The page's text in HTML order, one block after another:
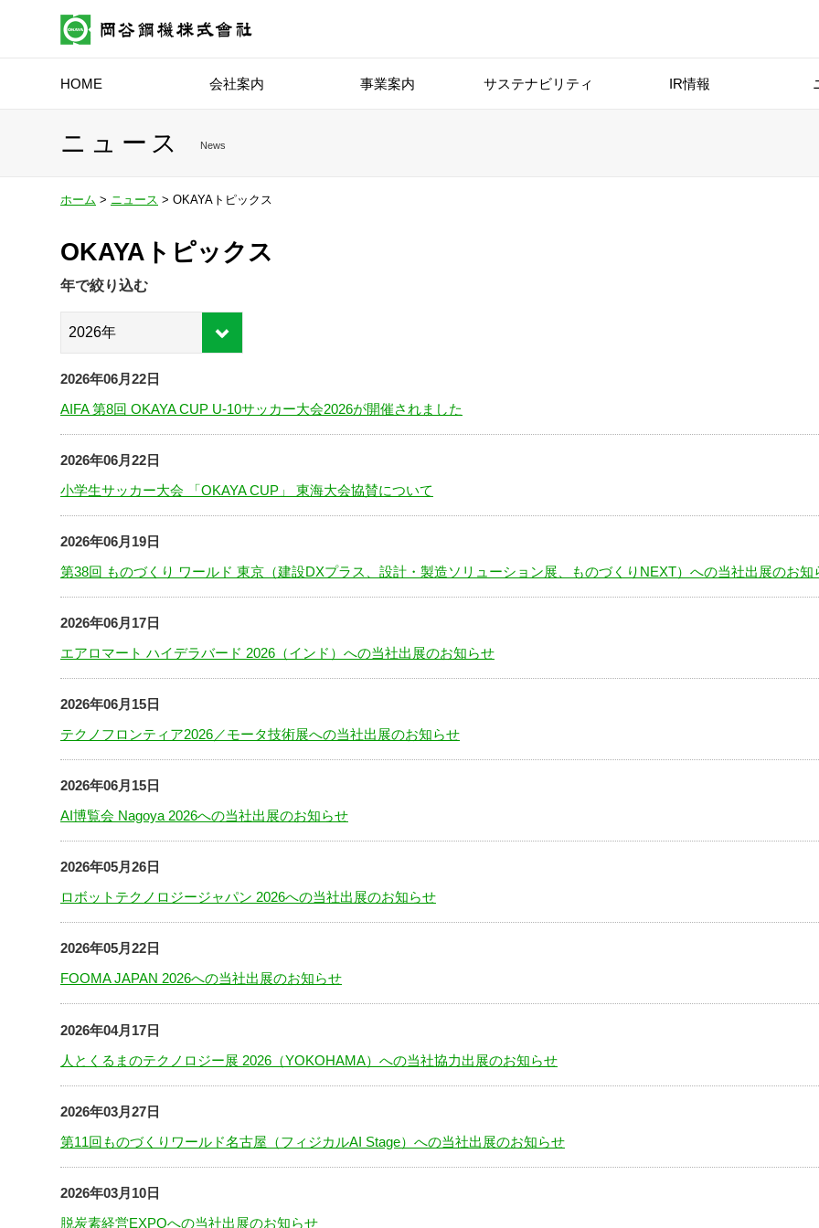
HOME 会社案内 事業案内 サステナビリティ IR情報
ニュース News
ホーム > ニュース > OKAYAトピックス
OKAYAトピックス
年で絞り込む
2026年06月22日
AIFA 第8回 OKAYA CUP U-10サッカー大会2026が開催されました
2026年06月22日
小学生サッカー大会 「OKAYA CUP」 東海大会協賛について
2026年06月19日
第38回 ものづくり ワールド 東京（建設DXプラス、設計・製造ソリューション展、ものづくりNEXT）への当社出展のお知
2026年06月17日
エアロマート ハイデラバード 2026（インド）への当社出展のお知らせ
2026年06月15日
テクノフロンティア2026／モータ技術展への当社出展のお知らせ
2026年06月15日
AI博覧会 Nagoya 2026への当社出展のお知らせ
2026年05月26日
ロボットテクノロジージャパン 2026への当社出展のお知らせ
2026年05月22日
FOOMA JAPAN 2026への当社出展のお知らせ
2026年04月17日
人とくるまのテクノロジー展 2026（YOKOHAMA）への当社協力出展のお知らせ
2026年03月27日
第11回ものづくりワールド名古屋（フィジカルAI Stage）への当社出展のお知らせ
2026年03月10日
脱炭素経営EXPOへの当社出展のお知らせ